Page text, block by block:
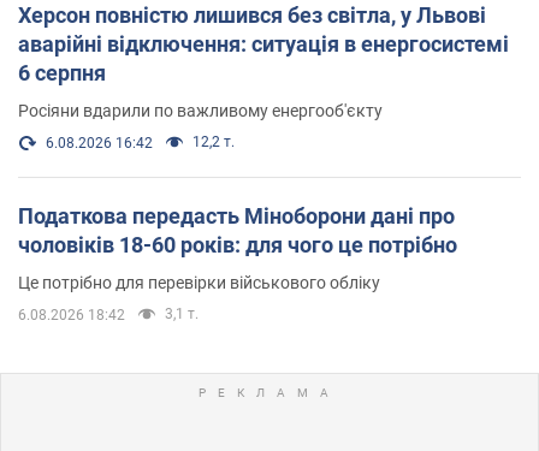
Херсон повністю лишився без світла, у Львові
аварійні відключення: ситуація в енергосистемі
6 серпня
Росіяни вдарили по важливому енергооб'єкту
6.08.2026 16:42 12,2 т.
Податкова передасть Міноборони дані про
чоловіків 18-60 років: для чого це потрібно
Це потрібно для перевірки військового обліку
6.08.2026 18:42 3,1 т.